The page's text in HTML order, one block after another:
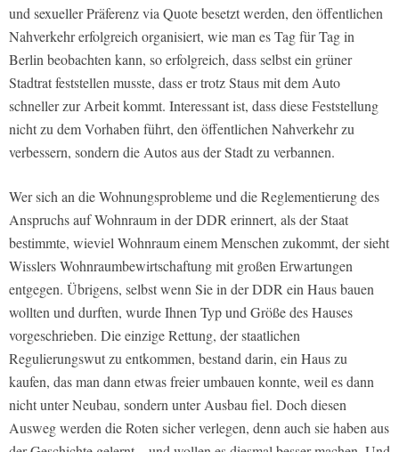
und sexueller Präferenz via Quote besetzt werden, den öffentlichen
Nahverkehr erfolgreich organisiert, wie man es Tag für Tag in
Berlin beobachten kann, so erfolgreich, dass selbst ein grüner
Stadtrat feststellen musste, dass er trotz Staus mit dem Auto
schneller zur Arbeit kommt. Interessant ist, dass diese Feststellung
nicht zu dem Vorhaben führt, den öffentlichen Nahverkehr zu
verbessern, sondern die Autos aus der Stadt zu verbannen.
Wer sich an die Wohnungsprobleme und die Reglementierung des
Anspruchs auf Wohnraum in der DDR erinnert, als der Staat
bestimmte, wieviel Wohnraum einem Menschen zukommt, der sieht
Wisslers Wohnraumbewirtschaftung mit großen Erwartungen
entgegen. Übrigens, selbst wenn Sie in der DDR ein Haus bauen
wollten und durften, wurde Ihnen Typ und Größe des Hauses
vorgeschrieben. Die einzige Rettung, der staatlichen
Regulierungswut zu entkommen, bestand darin, ein Haus zu
kaufen, das man dann etwas freier umbauen konnte, weil es dann
nicht unter Neubau, sondern unter Ausbau fiel. Doch diesen
Ausweg werden die Roten sicher verlegen, denn auch sie haben aus